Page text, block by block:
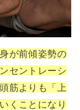
が前傾姿勢の
セントレーシ
筋よりも「上
くことになり